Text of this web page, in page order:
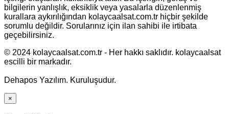
bilgilerin yanlışlık, eksiklik veya yasalarla düzenlenmiş
kurallara aykırılığından kolaycaalsat.com.tr hiçbir şekilde
sorumlu değildir. Sorularınız için ilan sahibi ile irtibata
geçebilirsiniz.
© 2024 kolaycaalsat.com.tr - Her hakkı saklıdır. kolaycaalsat
escilli bir markadır.
Dehapos Yazılım. Kuruluşudur.
×